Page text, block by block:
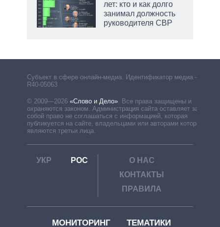
лет: кто и как долго
занимал должность
руководителя СВР
Субъект в сфере онлайн-медиа. Идентификатор медиа –
R40-05063
© 2009—2026 «Слово и Дело». Все права защищены и
охраняются законом. Администрация сайта оставляет за
собой право не соглашаться с информацией, которая
публикуется на сайте, владельцами или авторами которой
являются третьи лица.
УКР РОС
О НАС
КОНТАКТЫ
ПРАВИЛА
МОНИТОРИНГ ТЕМАТИКИ